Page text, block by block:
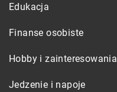
Edukacja
Finanse osobiste
Hobby i zainteresowania
Jedzenie i napoje